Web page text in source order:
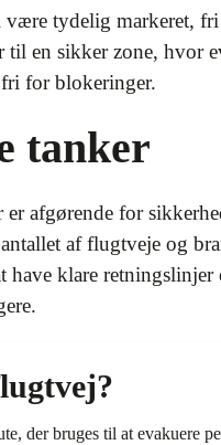
tydelig markeret,
en sikker zone, hvor
for blokeringer.
tanker
er afgørende for
af flugtveje og
have klare
der bruges til at evakuere